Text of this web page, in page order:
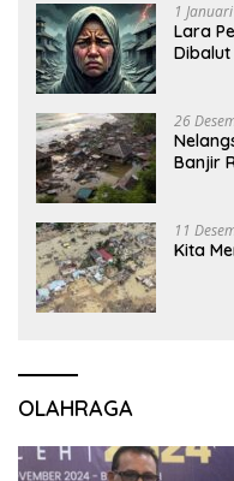
1
Lara
Dibalut
26
Banjir
11
Kita
OLAHRAGA